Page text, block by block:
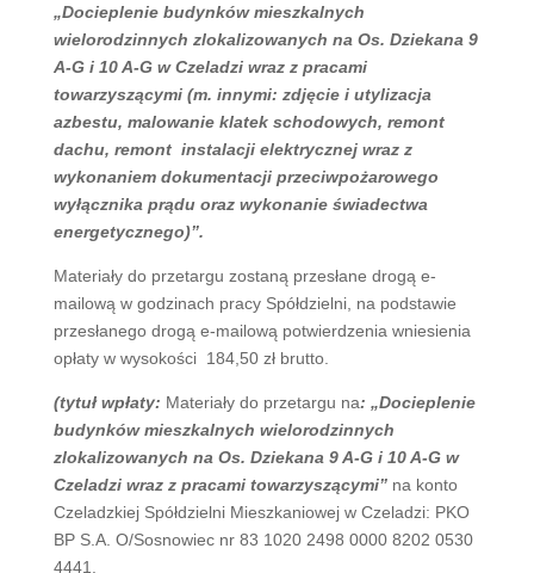
„Docieplenie budynków mieszkalnych
wielorodzinnych zlokalizowanych na Os. Dziekana 9
A-G i 10 A-G w Czeladzi wraz z pracami
towarzyszącymi (m. innymi: zdjęcie i utylizacja
azbestu, malowanie klatek schodowych, remont
dachu, remont instalacji elektrycznej wraz z
wykonaniem dokumentacji przeciwpożarowego
wyłącznika prądu oraz wykonanie świadectwa
energetycznego)”.
Materiały do przetargu zostaną przesłane drogą e-
mailową w godzinach pracy Spółdzielni, na podstawie
przesłanego drogą e-mailową potwierdzenia wniesienia
opłaty w wysokości 184,50 zł brutto.
(tytuł wpłaty: Materiały do przetargu na: „Docieplenie
budynków mieszkalnych wielorodzinnych
zlokalizowanych na Os. Dziekana 9 A-G i 10 A-G w
Czeladzi wraz z pracami towarzyszącymi” na konto
Czeladzkiej Spółdzielni Mieszkaniowej w Czeladzi: PKO
BP S.A. O/Sosnowiec nr 83 1020 2498 0000 8202 0530
4441.